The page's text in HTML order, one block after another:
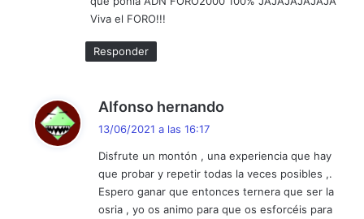
Viva el FORO!!!
Responder
Alfonso hernando
e
:
13/06/2021 a las 16:17
Disfrute un montón , una experiencia que hay
que probar y repetir todas la veces posibles ,.
Espero ganar que entonces ternera que ser la
osria , yo os animo para que os esforcéis para